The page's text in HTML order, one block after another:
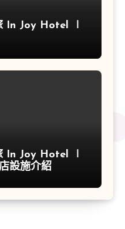
In Joy Hotel ∣
In Joy Hotel ∣
設施介紹